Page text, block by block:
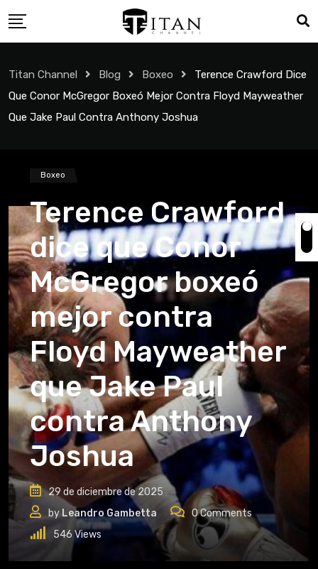
Titan Channel Blog Boxeo
Terence Crawford Dice
Que Conor McGregor Boxeó Mejor Contra Floyd Mayweather
Que Jake Paul Contra Anthony Joshua
Boxeo
Terence Crawford
dice que Conor
McGregor boxeó
mejor contra
Floyd Mayweather
que Jake Paul
contra Anthony
Joshua
29 de diciembre de 2025
by Leandro Gambetta 0Comments
546 Views